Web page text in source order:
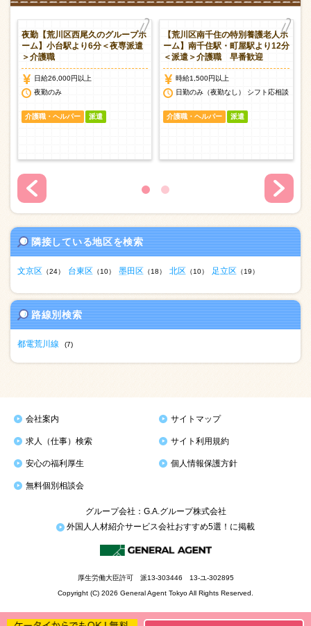
夜勤【荒川区西尾久のグループホ
ーム】小台駅より6分＜夜専派遣
＞介護職
日給26,000円以上
夜勤のみ
介護職・ヘルパー 派遣
【荒川区南千住の特別養護老人ホ
ーム】南千住駅・町屋駅より12分
＜派遣＞介護職 早番歓迎
時給1,500円以上
日勤のみ（夜勤なし） シフト応相談
介護職・ヘルパー 派遣
隣接している地区を検索
文京区 （24） 台東区 （10） 墨田区 （18） 北区 （10） 足立区 （19）
路線別検索
都電荒川線 (7)
会社案内 サイトマップ
求人（仕事）検索 サイト利用規約
安心の福利厚生 個人情報保護方針
無料個別相談会
グループ会社：G.A.グループ株式会社
外国人人材紹介サービス会社おすすめ5選！に掲載
厚生労働大臣許可 派13-303446 13-ユ-302895
Copyright (C) 2026 General Agent Tokyo All Rights Reserved.